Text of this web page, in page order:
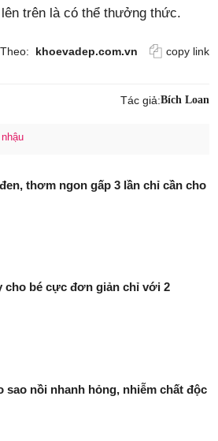
trên là có thể thưởng thức.
Theo: khoevadep.com.vn copy link
Tác giả:Bích Loan
thơm ngon gấp 3 lần chỉ cần cho
cho bé cực đơn giản chỉ với 2
sao nồi nhanh hỏng, nhiễm chất độc